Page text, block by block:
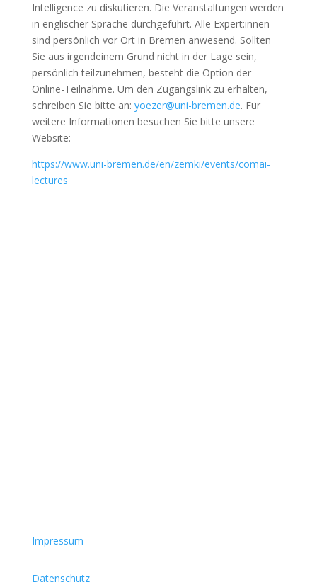
Intelligence zu diskutieren. Die Veranstaltungen werden
in englischer Sprache durchgeführt. Alle Expert:innen
sind persönlich vor Ort in Bremen anwesend. Sollten
Sie aus irgendeinem Grund nicht in der Lage sein,
persönlich teilzunehmen, besteht die Option der
Online-Teilnahme. Um den Zugangslink zu erhalten,
schreiben Sie bitte an: yoezer@uni-bremen.de. Für
weitere Informationen besuchen Sie bitte unsere
Website:
https://www.uni-bremen.de/en/zemki/events/comai-
lectures
Impressum
Datenschutz